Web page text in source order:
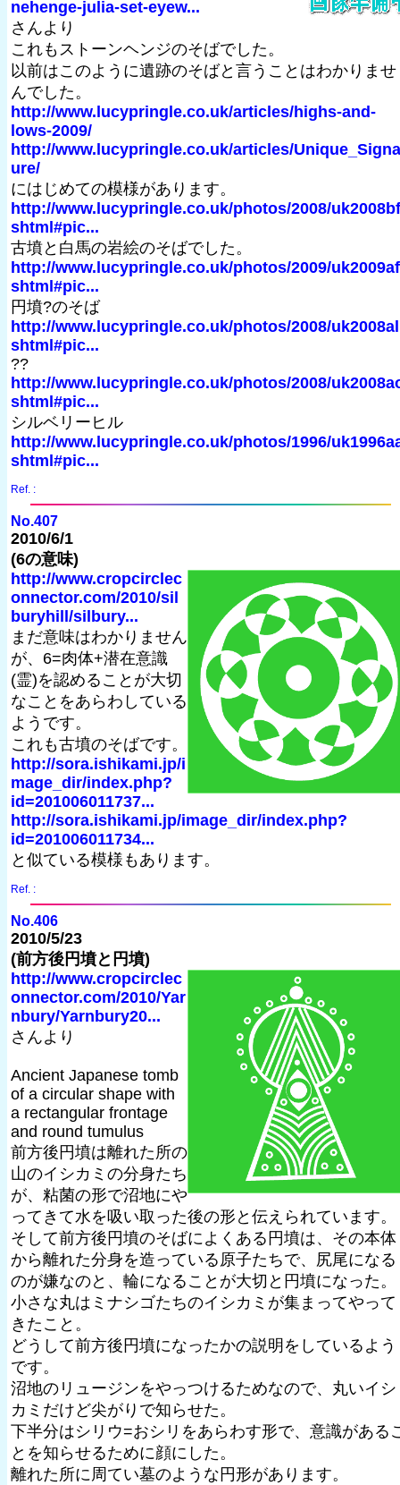
nehenge-julia-set-eyew...
さんより
これもストーンヘンジのそばでした。
以前はこのように遺跡のそばと言うことはわかりませ
んでした。
http://www.lucypringle.co.uk/articles/highs-and-
lows-2009/
http://www.lucypringle.co.uk/articles/
ure/
にはじめての模様があります。
http://www.lucypringle.co.uk/photos/2008/
shtml#pic...
古墳と白馬の岩絵のそばでした。
http://www.lucypringle.co.uk/photos/2009/
shtml#pic...
円墳?のそば
http://www.lucypringle.co.uk/photos/2008/
shtml#pic...
??
http://www.lucypringle.co.uk/photos/2008/
shtml#pic...
シルベリーヒル
http://www.lucypringle.co.uk/photos/1996/
shtml#pic...
Ref. :
No.407
2010/6/1
(6の意味)
http://www.cropcirclec
onnector.com/2010/sil
buryhill/silbury...
まだ意味はわかりません
が、6=肉体+潜在意識
(霊)を認めることが大切
なことをあらわしている
ようです。
これも古墳のそばです。
http://sora.ishikami.jp/i
mage_dir/index.php?
id=201006011737...
http://sora.ishikami.jp/image_dir/index.php?
id=201006011734...
と似ている模様もあります。
Ref. :
No.406
2010/5/23
(前方後円墳と円墳)
http://www.cropcirclec
onnector.com/2010/Yar
nbury/Yarnbury20...
さんより
Ancient Japanese tomb
of a circular shape with
a rectangular frontage
and round tumulus
前方後円墳は離れた所の
山のイシカミの分身たち
が、粘菌の形で沼地にや
ってきて水を吸い取った後の形と伝えられています。
そして前方後円墳のそばによくある円墳は、その本体
から離れた分身を造っている原子たちで、尻尾になる
のが嫌なのと、輪になることが大切と円墳になった。
小さな丸はミナシゴたちのイシカミが集まってやって
きたこと。
どうして前方後円墳になったかの説明をしているよう
です。
沼地のリュージンをやっつけるためなので、丸いイシ
カミだけど尖がりで知らせた。
下半分はシリウ=おシリをあらわす形で、意識がある
とを知らせるために顔にした。
離れた所に周てい墓のような円形があります。